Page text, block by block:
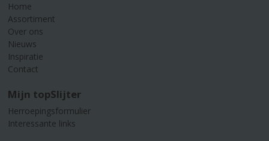
Home
Assortiment
Over ons
Nieuws
Inspiratie
Contact
Mijn topSlijter
Herroepingsformulier
Interessante links